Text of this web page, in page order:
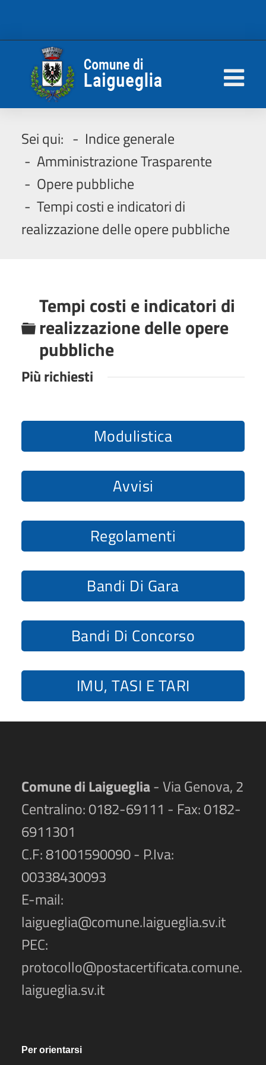
Sei qui:
Indice generale
Amministrazione Trasparente
Opere pubbliche
Tempi costi e indicatori di
realizzazione delle opere pubbliche
C
a
r
e
l
Tempi costi e indicatori di
realizzazione delle opere
pubbliche
Più richiesti
Modulistica
Avvisi
Regolamenti
Bandi Di Gara
Bandi Di Concorso
IMU, TASI E TARI
Comune di Laigueglia- Via Genova, 2
Centralino: 0182-69111 - Fax: 0182-
6911301
C.F: 81001590090 - P.Iva:
00338430093
E-mail:
laigueglia@comune.laigueglia.sv.it
PEC:
protocollo@postacertificata.comune.
laigueglia.sv.it
Per orientarsi